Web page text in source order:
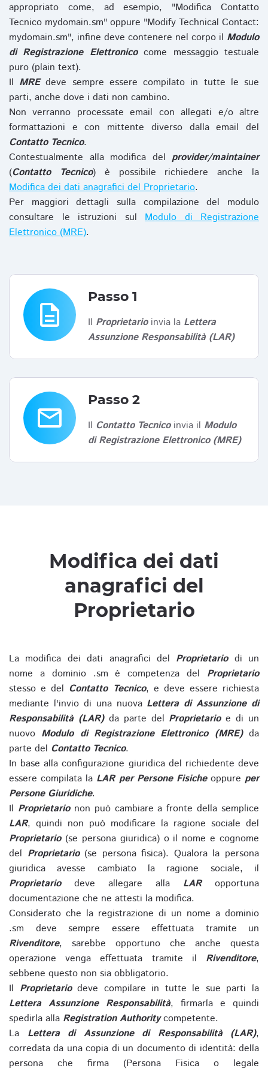
appropriato come, ad esempio, "Modifica Contatto
Tecnico mydomain.sm" oppure "Modify Technical Contact:
mydomain.sm", infine deve contenere nel corpo il Modulo
di Registrazione Elettronicocome messaggio testuale
puro (plain text).
Il MREdeve sempre essere compilato in tutte le sue
parti, anche dove i dati non cambino.
Non verranno processate email con allegati e/o altre
formattazioni e con mittente diverso dalla email del
Contatto Tecnico.
Contestualmente alla modifica del provider/maintainer
(Contatto Tecnico) è possibile richiedere anche la
Modifica dei dati anagrafici del Proprietario.
Per maggiori dettagli sulla compilazione del modulo
consultare le istruzioni sul Modulo di Registrazione
Elettronico (MRE).
description
Passo 1
Il Proprietarioinvia la Lettera
Assunzione Responsabilità (LAR)
email
Passo 2
Il Contatto Tecnicoinvia il Modulo
di Registrazione Elettronico (MRE)
Modifica dei dati
anagrafici del
Proprietario
La modifica dei dati anagrafici del Proprietariodi un
nome a dominio .sm è competenza del Proprietario
stesso e del Contatto Tecnico, e deve essere richiesta
mediante l'invio di una nuova Lettera di Assunzione di
Responsabilità (LAR)da parte del Proprietarioe di un
nuovo Modulo di Registrazione Elettronico (MRE)da
parte del Contatto Tecnico.
In base alla configurazione giuridica del richiedente deve
essere compilata la LAR per Persone Fisicheoppure per
Persone Giuridiche.
Il Proprietarionon può cambiare a fronte della semplice
LAR, quindi non può modificare la ragione sociale del
Proprietario(se persona giuridica) o il nome e cognome
del Proprietario(se persona fisica). Qualora la persona
giuridica avesse cambiato la ragione sociale, il
Proprietariodeve allegare alla LARopportuna
documentazione che ne attesti la modifica.
Considerato che la registrazione di un nome a dominio
.sm deve sempre essere effettuata tramite un
Rivenditore, sarebbe opportuno che anche questa
operazione venga effettuata tramite il Rivenditore,
sebbene questo non sia obbligatorio.
Il Proprietariodeve compilare in tutte le sue parti la
Lettera Assunzione Responsabilità, firmarla e quindi
spedirla alla Registration Authoritycompetente.
La Lettera di Assunzione di Responsabilità (LAR),
corredata da una copia di un documento di identità: della
persona che firma (Persona Fisica o legale